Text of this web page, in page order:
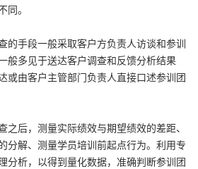
。
手段一般采取客户方负责人访谈和参训
般多见于送达客户调查和反馈分析结果
或由客户主管部门负责人直接口述参训团
后，测量实际绩效与期望绩效的差距、
分解、测量学员培训前起点行为。利用专
分析，以得到量化数据，准确判断参训团